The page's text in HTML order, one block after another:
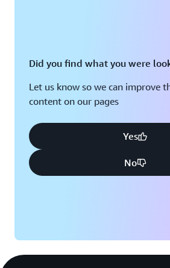
Did you find what you were
Let us know so we can improve
content on our pages
Yes
No